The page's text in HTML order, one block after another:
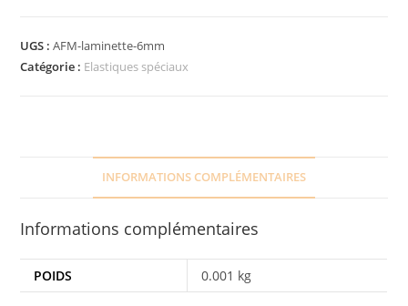
UGS :AFM-laminette-6mm
Catégorie : Elastiques spéciaux
INFORMATIONS COMPLÉMENTAIRES
Informations complémentaires
POIDS 0.001 kg